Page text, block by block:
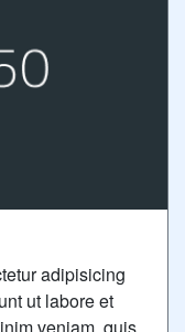
adipisicing
ut labore et